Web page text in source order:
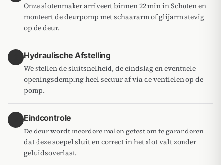
Onze slotenmaker arriveert binnen 22 min in Schoten en
monteert de deurpomp met schaararm of glijarm stevig
op de deur.
Hydraulische Afstelling
We stellen de sluitsnelheid, de eindslag en eventuele
openingsdemping heel secuur af via de ventielen op de
pomp.
Eindcontrole
De deur wordt meerdere malen getest om te garanderen
dat deze soepel sluit en correct in het slot valt zonder
geluidsoverlast.